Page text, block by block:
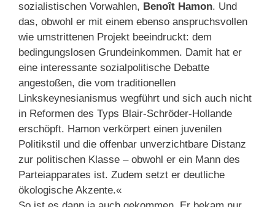
sozialistischen Vorwahlen, Benoît Hamon. Und
das, obwohl er mit einem ebenso anspruchsvollen
wie umstrittenen Projekt beeindruckt: dem
bedingungslosen Grundeinkommen. Damit hat er
eine interessante sozialpolitische Debatte
angestoßen, die vom traditionellen
Linkskeynesianismus wegführt und sich auch nicht
in Reformen des Typs Blair-Schröder-Hollande
erschöpft. Hamon verkörpert einen juvenilen
Politikstil und die offenbar unverzichtbare Distanz
zur politischen Klasse – obwohl er ein Mann des
Parteiapparates ist. Zudem setzt er deutliche
ökologische Akzente.«